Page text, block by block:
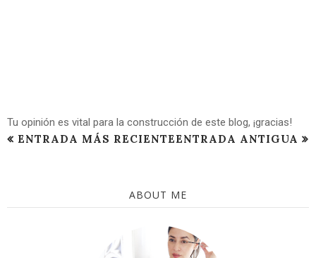
Tu opinión es vital para la construcción de este blog, ¡gracias!
ENTRADA MÁS RECIENTEENTRADA ANTIGUA
ABOUT ME